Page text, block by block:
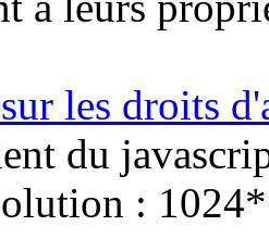
les droits
du
: